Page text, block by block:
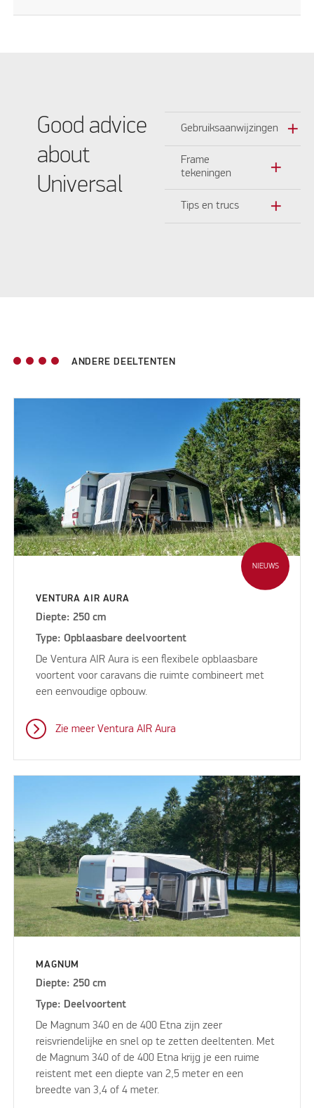
Good advice
about
Universal
Gebruiksaanwijzingen add
Frame
tekeningen
add
Tips en trucs add
ANDERE DEELTENTEN
NIEUWS
VENTURA AIR AURA
Diepte: 250 cm
Type: Opblaasbare deelvoortent
De Ventura AIR Aura is een flexibele opblaasbare
voortent voor caravans die ruimte combineert met
een eenvoudige opbouw.
Zie meer Ventura AIR Aura
MAGNUM
Diepte: 250 cm
Type: Deelvoortent
De Magnum 340 en de 400 Etna zijn zeer
reisvriendelijke en snel op te zetten deeltenten. Met
de Magnum 340 of de 400 Etna krijg je een ruime
reistent met een diepte van 2,5 meter en een
breedte van 3,4 of 4 meter.